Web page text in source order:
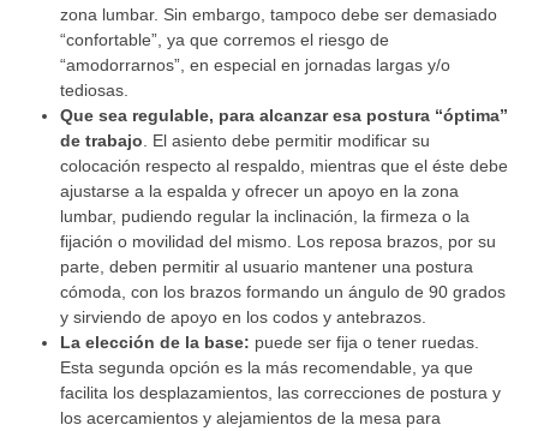
zona lumbar. Sin embargo, tampoco debe ser demasiado
“confortable”, ya que corremos el riesgo de
“amodorrarnos”, en especial en jornadas largas y/o
tediosas.
Que sea regulable, para alcanzar esa postura “óptima”
de trabajo . El asiento debe permitir modificar su
colocación respecto al respaldo, mientras que el éste debe
ajustarse a la espalda y ofrecer un apoyo en la zona
lumbar, pudiendo regular la inclinación, la firmeza o la
fijación o movilidad del mismo. Los reposa brazos, por su
parte, deben permitir al usuario mantener una postura
cómoda, con los brazos formando un ángulo de 90 grados
y sirviendo de apoyo en los codos y antebrazos.
La elección de la base: puede ser fija o tener ruedas.
Esta segunda opción es la más recomendable, ya que
facilita los desplazamientos, las correcciones de postura y
los acercamientos y alejamientos de la mesa para